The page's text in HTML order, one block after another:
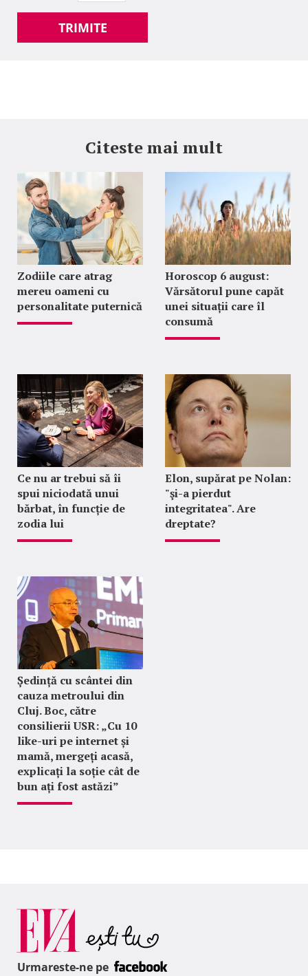
TRIMITE
Citeste mai mult
Zodiile care atrag
mereu oameni cu
personalitate puternică
Horoscop 6 august:
Vărsătorul pune capăt
unei situații care îl
consumă
Ce nu ar trebui să îi
spui niciodată unui
bărbat, în funcție de
zodia lui
Elon, supărat pe Nolan:
"şi-a pierdut
integritatea". Are
dreptate?
Ședință cu scântei din
cauza metroului din
Cluj. Boc, către
consilierii USR: „Cu 10
like-uri pe internet și
mamă, mergeți acasă,
explicați la soție cât de
bun ați fost astăzi”
Urmareste-ne pe